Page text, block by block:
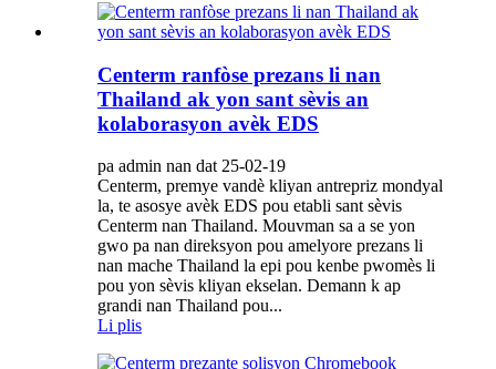
Centerm ranfòse prezans li nan
Thailand ak yon sant sèvis an
kolaborasyon avèk EDS
pa admin nan dat 25-02-19
Centerm, premye vandè kliyan antrepriz mondyal
la, te asosye avèk EDS pou etabli sant sèvis
Centerm nan Thailand. Mouvman sa a se yon
gwo pa nan direksyon pou amelyore prezans li
nan mache Thailand la epi pou kenbe pwomès li
pou yon sèvis kliyan ekselan. Demann k ap
grandi nan Thailand pou...
Li plis